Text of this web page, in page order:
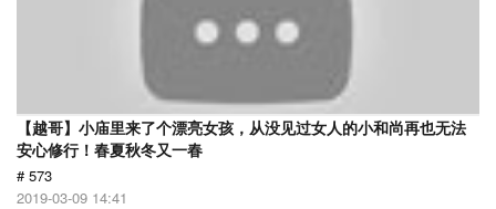
【越哥】小庙里来了个漂亮女孩，从没见过女人的小和尚再也无法
安心修行！春夏秋冬又一春
# 573
2019-03-09 14:41